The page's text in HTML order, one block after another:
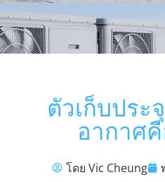
ตัวเก็บประ
อากาศ
โดย Vic Cheung